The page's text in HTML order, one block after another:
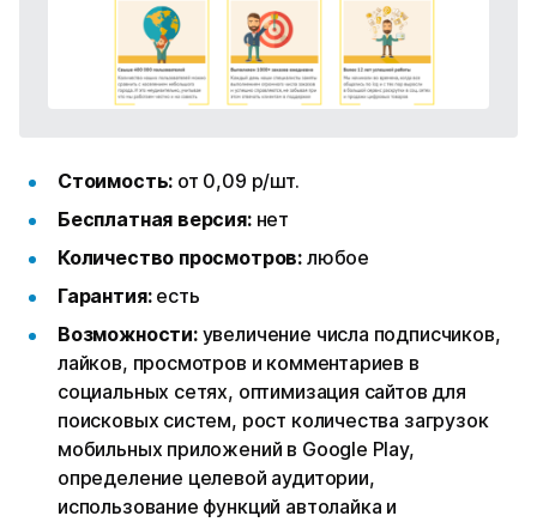
Стоимость: от 0,09 р/шт.
Бесплатная версия: нет
Количество просмотров: любое
Гарантия: есть
Возможности: увеличение числа подписчиков,
лайков, просмотров и комментариев в
социальных сетях, оптимизация сайтов для
поисковых систем, рост количества загрузок
мобильных приложений в Google Play,
определение целевой аудитории,
использование функций автолайка и